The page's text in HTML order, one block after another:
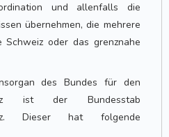
und allenfalls die
übernehmen, die mehrere
Schweiz oder das grenznahe
des Bundes für den
ist der Bundesstab
Dieser hat folgende